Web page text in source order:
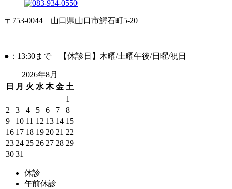
〒753-0044 山口県山口市鰐石町5-20
●：13:30まで 【休診日】木曜/土曜午後/日曜/祝日
2026年8月
日
月 火 水 木 金 土
1
2
3 4 5 6 7
8
9
10 11 12 13 14 15
16 17 18 19 20 21 22
23 24 25 26 27 28 29
30 31
休診
午前休診